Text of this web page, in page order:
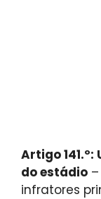
Artigo
do estádio
infratores